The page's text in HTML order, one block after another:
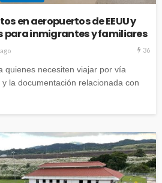
en aeropuertos de EEUU y
para inmigrantes y familiares
36
quienes necesiten viajar por vía
la documentación relacionada con